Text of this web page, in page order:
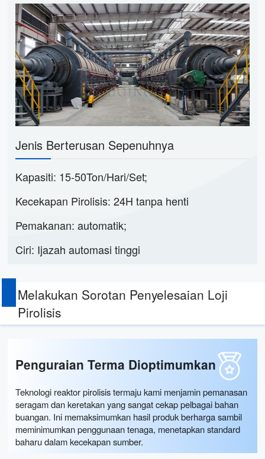
Jenis Berterusan Sepenuhnya
Kapasiti: 15-50Ton/Hari/Set;
Kecekapan Pirolisis: 24H tanpa henti
Pemakanan: automatik;
Ciri: Ijazah automasi tinggi
Melakukan Sorotan Penyelesaian Loji
Pirolisis
Penguraian Terma Dioptimumkan
Teknologi reaktor pirolisis termaju kami menjamin pemanasan
seragam dan keretakan yang sangat cekap pelbagai bahan
buangan. Ini memaksimumkan hasil produk berharga sambil
meminimumkan penggunaan tenaga, menetapkan standard
baharu dalam kecekapan sumber.